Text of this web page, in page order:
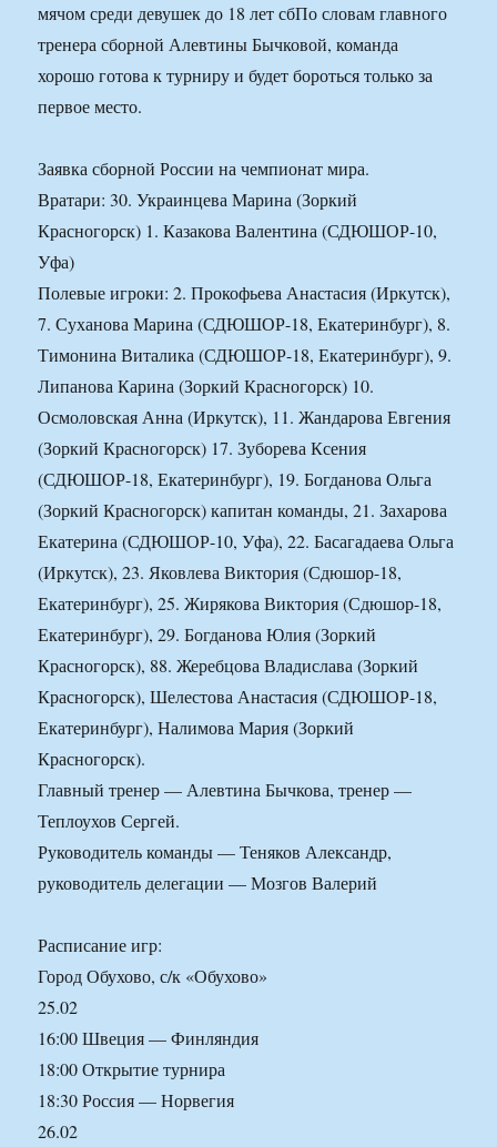
мячом среди девушек до 18 лет сбПо словам главного
тренера сборной Алевтины Бычковой, команда
хорошо готова к турниру и будет бороться только за
первое место.
Заявка сборной России на чемпионат мира.
Вратари: 30. Украинцева Марина (Зоркий
Красногорск) 1. Казакова Валентина (СДЮШОР-10,
Уфа)
Полевые игроки: 2. Прокофьева Анастасия (Иркутск),
7. Суханова Марина (СДЮШОР-18, Екатеринбург), 8.
Тимонина Виталика (СДЮШОР-18, Екатеринбург), 9.
Липанова Карина (Зоркий Красногорск) 10.
Осмоловская Анна (Иркутск), 11. Жандарова Евгения
(Зоркий Красногорск) 17. Зуборева Ксения
(СДЮШОР-18, Екатеринбург), 19. Богданова Ольга
(Зоркий Красногорск) капитан команды, 21. Захарова
Екатерина (СДЮШОР-10, Уфа), 22. Басагадаева Ольга
(Иркутск), 23. Яковлева Виктория (Сдюшор-18,
Екатеринбург), 25. Жирякова Виктория (Сдюшор-18,
Екатеринбург), 29. Богданова Юлия (Зоркий
Красногорск), 88. Жеребцова Владислава (Зоркий
Красногорск), Шелестова Анастасия (СДЮШОР-18,
Екатеринбург), Налимова Мария (Зоркий
Красногорск).
Главный тренер — Алевтина Бычкова, тренер —
Теплоухов Сергей.
Руководитель команды — Теняков Александр,
руководитель делегации — Мозгов Валерий
Расписание игр:
Город Обухово, с/к «Обухово»
25.02
16:00 Швеция — Финляндия
18:00 Открытие турнира
18:30 Россия — Норвегия
26.02